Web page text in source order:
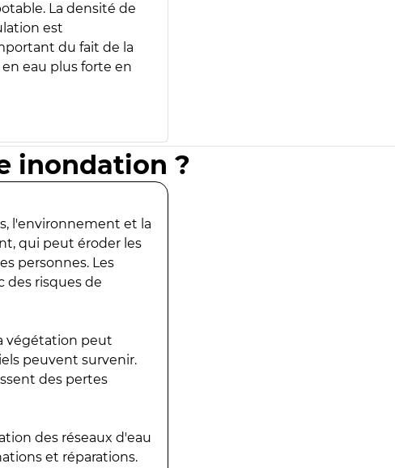
La densité de
est
du fait de la
eau plus forte en
inondation ?
l'environnement et la
qui peut éroder les
personnes. Les
des risques de
végétation peut
peuvent survenir.
des pertes
des réseaux d'eau
et réparations.